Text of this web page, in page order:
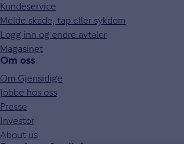
Kundeservice
Melde skade, tap eller sykdom
Logg inn og endre avtaler
Magasinet
Om oss
Om Gjensidige
Jobbe hos oss
Presse
Investor
About us